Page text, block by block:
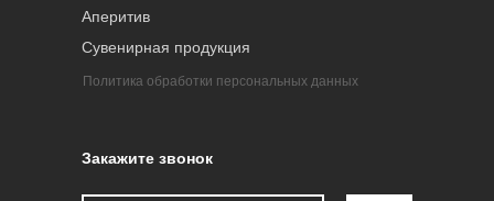
Аперитив
Сувенирная продукция
Политика обработки персональных данных
Закажите звонок